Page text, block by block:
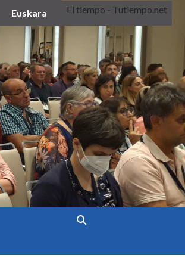
Euskara El tiempo - Tutiempo.net